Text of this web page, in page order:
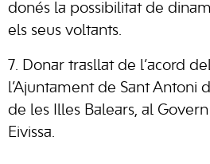
donés la possibilitat de
els seus voltants.
7. Donar trasllat de l’acord
l’Ajuntament de Sant Antoni
de les Illes Balears, al
Eivissa.